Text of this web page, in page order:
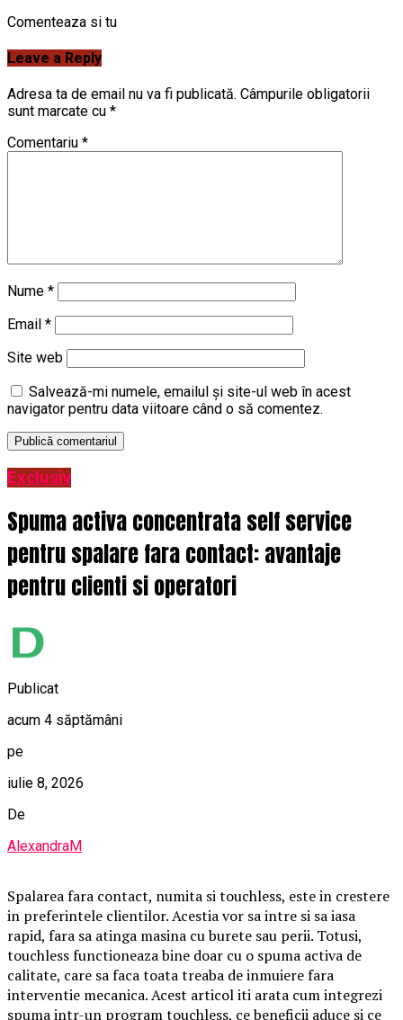
Comenteaza si tu
Leave a Reply
Adresa ta de email nu va fi publicată. Câmpurile obligatorii
sunt marcate cu *
Comentariu *
Nume *
Email *
Site web
Salvează-mi numele, emailul și site-ul web în acest
navigator pentru data viitoare când o să comentez.
Exclusiv
Spuma activa concentrata self service
pentru spalare fara contact: avantaje
pentru clienti si operatori
Publicat
acum 4 săptămâni
pe
iulie 8, 2026
De
AlexandraM
Spalarea fara contact, numita si touchless, este in crestere
in preferintele clientilor. Acestia vor sa intre si sa iasa
rapid, fara sa atinga masina cu burete sau perii. Totusi,
touchless functioneaza bine doar cu o spuma activa de
calitate, care sa faca toata treaba de inmuiere fara
interventie mecanica. Acest articol iti arata cum integrezi
spuma intr-un program touchless, ce beneficii aduce si ce